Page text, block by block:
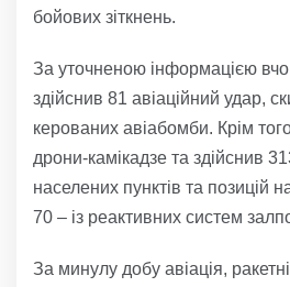
бойових зіткнень.
За уточненою інформацією
здійснив 81 авіаційний удар,
керованих авіабомби. Крім
дрони-камікадзе та здійснив
населених пунктів та позицій
70 – із реактивних систем
За минулу добу авіація,